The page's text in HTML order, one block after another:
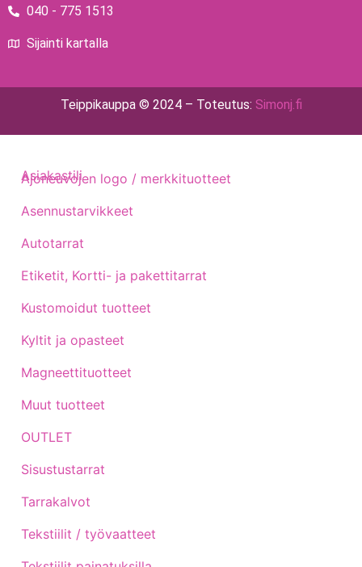
040 - 775 1513
Sijainti kartalla
Teippikauppa © 2024 – Toteutus: Simonj.fi
Ajoneuvojen logo / merkkituotteet
Asennustarvikkeet
Autotarrat
Etiketit, Kortti- ja pakettitarrat
Kustomoidut tuotteet
Kyltit ja opasteet
Magneettituotteet
Muut tuotteet
OUTLET
Sisustustarrat
Tarrakalvot
Tekstiilit / työvaatteet
Asiakastili